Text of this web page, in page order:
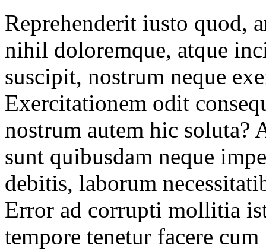
Reprehenderit iusto quod,
nihil doloremque, atque
suscipit, nostrum neque
Exercitationem odit
nostrum autem hic soluta?
sunt quibusdam neque
debitis, laborum
Error ad corrupti mollitia
tempore tenetur facere